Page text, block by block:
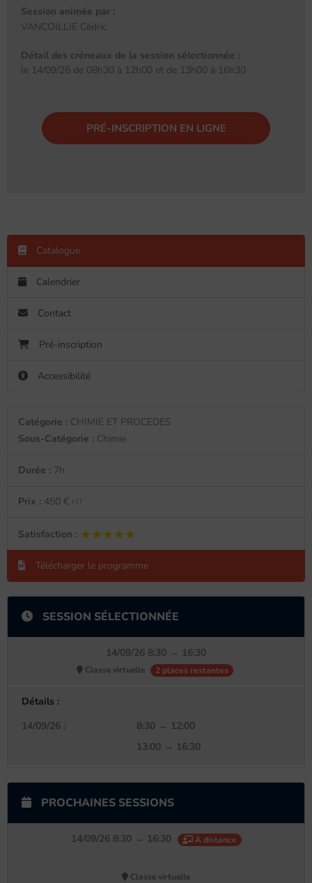
Session animée par :
VANCOILLIE Cédric
Détail des créneaux de la session sélectionnée :
le 14/09/26 de 08h30 à 12h00 et de 13h00 à 16h30
PRÉ-INSCRIPTION EN LIGNE
Catalogue
Calendrier
Contact
Pré-inscription
Accessibilité
Catégorie : CHIMIE ET PROCEDES
Sous-Catégorie : Chimie
Durée : 7h
Prix : 450 € HT
Satisfaction : ★★★★★
★★★★★
Télécharger le programme
SESSION SÉLECTIONNÉE
14/09/26 8:30 → 16:30
Classe virtuelle 2 places restantes
Détails :
14/09/26 :
8:30 → 12:00
13:00 → 16:30
PROCHAINES SESSIONS
14/09/26 8:30 → 16:30 À distance
Classe virtuelle